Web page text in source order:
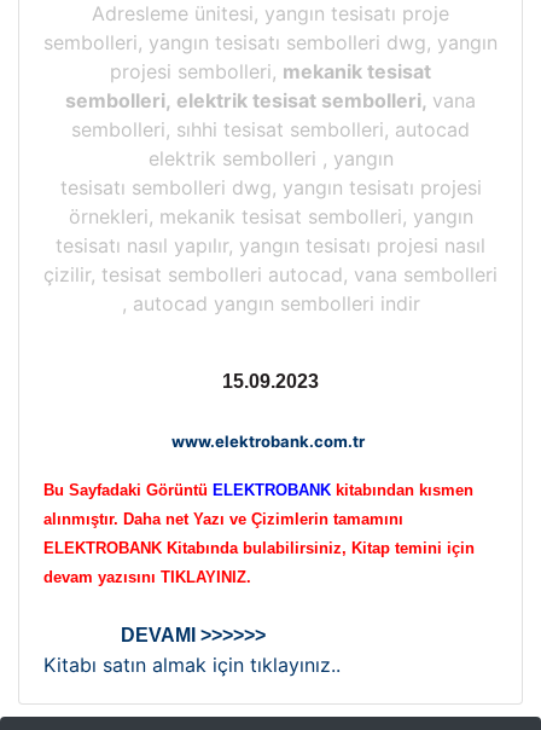
Adresleme ünitesi, yangın tesisatı proje
sembolleri, yangın tesisatı sembolleri dwg, yangın
projesi sembolleri, mekanik tesisat
sembolleri, elektrik tesisat sembolleri, vana
sembolleri, sıhhi tesisat sembolleri, autocad
elektrik sembolleri , yangın
tesisatı sembolleri dwg, yangın tesisatı projesi
örnekleri, mekanik tesisat sembolleri, yangın
tesisatı nasıl yapılır, yangın tesisatı projesi nasıl
çizilir, tesisat sembolleri autocad, vana sembolleri
, autocad yangın sembolleri indir
15.09.2023
www.elektrobank.com.tr
Bu Sayfadaki Görüntü ELEKTROBANK kitabından kısmen
alınmıştır. Daha net Yazı ve Çizimlerin tamamını
ELEKTROBANK Kitabında bulabilirsiniz, Kitap temini için
devam yazısını TIKLAYINIZ.
DEVAMI >>>>>>
Kitabı satın almak için tıklayınız..